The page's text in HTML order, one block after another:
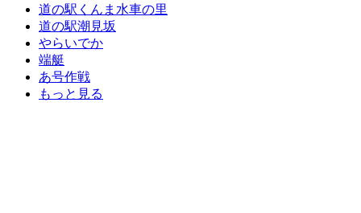
道の駅くんま水車の里
道の駅潮見坂
やらいでか
端艇
あ号作戦
もっと見る